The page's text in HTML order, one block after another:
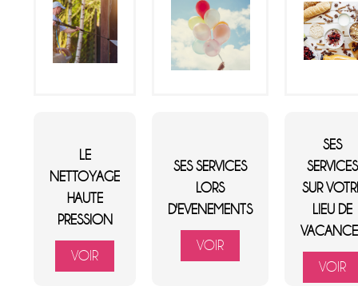
LE
NETTOYAGE
HAUTE
PRESSION
VOIR
SES SERVICES
LORS
D'EVENEMENTS
VOIR
SES
SERVICES
SUR
LIEU DE
VOIR